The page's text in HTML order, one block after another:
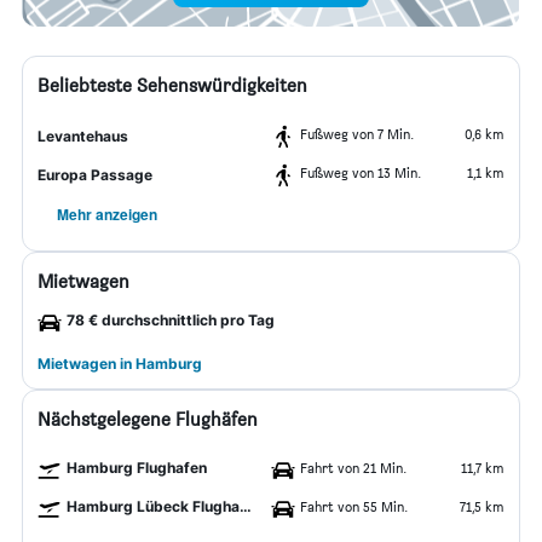
Beliebteste Sehenswürdigkeiten
Levantehaus Fußweg von 7 Min. 0,6 km
Europa Passage Fußweg von 13 Min. 1,1 km
Mehr anzeigen
Mietwagen
78 € durchschnittlich pro Tag
Mietwagen in Hamburg
Nächstgelegene Flughäfen
Hamburg Flughafen Fahrt von 21 Min. 11,7 km
Hamburg Lübeck Flughafen Fahrt von 55 Min. 71,5 km